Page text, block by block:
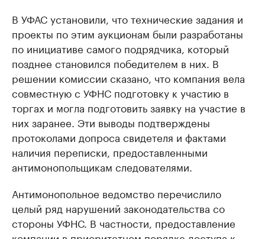
В УФАС установили, что технические задания и
проекты по этим аукционам были разработаны
по инициативе самого подрядчика, который
позднее становился победителем в них. В
решении комиссии сказано, что компания вела
совместную с УФНС подготовку к участию в
торгах и могла подготовить заявку на участие в
них заранее. Эти выводы подтверждены
протоколами допроса свидетеля и фактами
наличия переписки, предоставленными
антимонопольщикам следователями.
Антимонопольное ведомство перечислило
целый ряд нарушений законодательства со
стороны УФНС. В частности, предоставление